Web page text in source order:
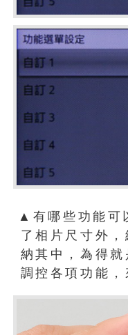
▲有哪些功能可
了相片尺寸外
納其中，為得
調控各項功能，